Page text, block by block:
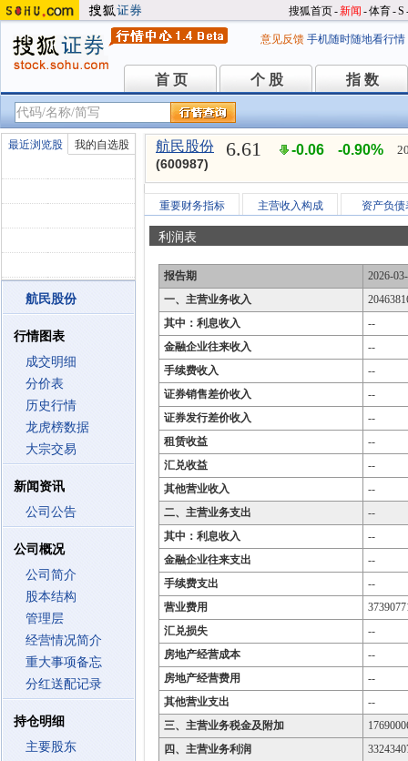
搜狐首页-新闻 -体育-S
意见反馈 手机随时随地看行情
首 页
首 页 个 股
个 股 指 数
指 数
最近浏览股 我的自选股
航民股份
行情图表
成交明细
分价表
历史行情
龙虎榜数据
大宗交易
新闻资讯
公司公告
公司概况
公司简介
股本结构
管理层
经营情况简介
重大事项备忘
分红送配记录
持仓明细
主要股东
航民股份
(600987)
6.61 -0.06 -0.90%
重要财务指标 主营收入构成 资产负债
利润表
报告期
2026-
一、主营业务收入
其中：利息收入
--
金融企业往来收入
--
手续费收入
--
证券销售差价收入
--
证券发行差价收入
--
租赁收益
--
汇兑收益
--
其他营业收入
--
二、主营业务支出
--
其中：利息收入
--
金融企业往来支出
--
手续费支出
--
营业费用
汇兑损失
--
房地产经营成本
--
房地产经营费用
--
其他营业支出
--
三、主营业务税金及附加
四、主营业务利润